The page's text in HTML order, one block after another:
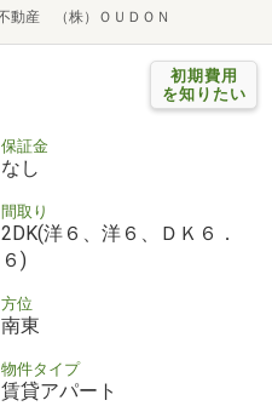
動産 （株）ＯＵＤＯＮ
初期費用
を知りたい
保証金
なし
間取り
2DK(洋６、洋６、ＤＫ６．
６)
方位
南東
物件タイプ
賃貸アパート